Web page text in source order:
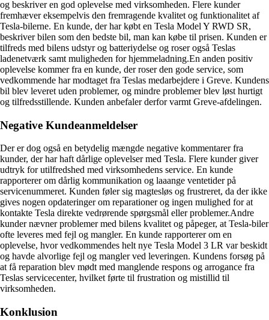
og beskriver en god oplevelse med virksomheden. Flere kunder
fremhæver eksempelvis den fremragende kvalitet og funktionalitet af
Tesla-bilerne. En kunde, der har købt en Tesla Model Y RWD SR,
beskriver bilen som den bedste bil, man kan købe til prisen. Kunden er
tilfreds med bilens udstyr og batteriydelse og roser også Teslas
ladenetværk samt muligheden for hjemmeladning.En anden positiv
oplevelse kommer fra en kunde, der roser den gode service, som
vedkommende har modtaget fra Teslas medarbejdere i Greve. Kundens
bil blev leveret uden problemer, og mindre problemer blev løst hurtigt
og tilfredsstillende. Kunden anbefaler derfor varmt Greve-afdelingen.
Negative Kundeanmeldelser
Der er dog også en betydelig mængde negative kommentarer fra
kunder, der har haft dårlige oplevelser med Tesla. Flere kunder giver
udtryk for utilfredshed med virksomhedens service. En kunde
rapporterer om dårlig kommunikation og laaange ventetider på
servicenummeret. Kunden føler sig magtesløs og frustreret, da der ikke
gives nogen opdateringer om reparationer og ingen mulighed for at
kontakte Tesla direkte vedrørende spørgsmål eller problemer.Andre
kunder nævner problemer med bilens kvalitet og påpeger, at Tesla-biler
ofte leveres med fejl og mangler. En kunde rapporterer om en
oplevelse, hvor vedkommendes helt nye Tesla Model 3 LR var beskidt
og havde alvorlige fejl og mangler ved leveringen. Kundens forsøg på
at få reparation blev mødt med manglende respons og arrogance fra
Teslas servicecenter, hvilket førte til frustration og mistillid til
virksomheden.
Konklusion